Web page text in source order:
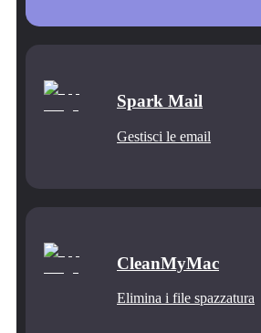
Spark Mail
Gestisci le email
CleanMyMac
Elimina i file spazzatura